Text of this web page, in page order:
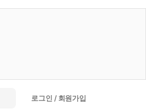
로그인 / 회원가입